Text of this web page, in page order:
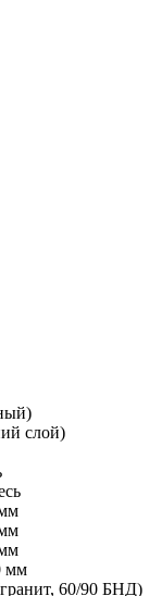
слой)
мм
60/90 БНД)